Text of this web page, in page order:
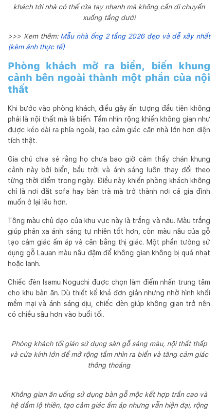
khách tới nhà có thể rửa tay nhanh mà không cần di chuyển
xuống tầng dưới
>>> Xem thêm: Mẫu nhà ống 2 tầng 2026 đẹp và dễ xây nhất
(kèm ảnh thực tế)
Phòng khách mở ra biển, biến khung
cảnh bên ngoài thành một phần của nội
thất
Khi bước vào phòng khách, điều gây ấn tượng đầu tiên không
phải là nội thất mà là biển. Tầm nhìn rộng khiến không gian như
được kéo dài ra phía ngoài, tạo cảm giác căn nhà lớn hơn diện
tích thật.
Gia chủ chia sẻ rằng họ chưa bao giờ cảm thấy chán khung
cảnh này bởi biển, bầu trời và ánh sáng luôn thay đổi theo
từng thời điểm trong ngày. Điều này khiến phòng khách không
chỉ là nơi đặt sofa hay bàn trà mà trở thành nơi cả gia đình
muốn ở lại lâu hơn.
Tông màu chủ đạo của khu vực này là trắng và nâu. Màu trắng
giúp phản xạ ánh sáng tự nhiên tốt hơn, còn màu nâu của gỗ
tạo cảm giác ấm áp và cân bằng thị giác. Một phần tường sử
dụng gỗ Lauan màu nâu đậm để không gian không bị quá nhạt
hoặc lạnh.
Chiếc đèn Isamu Noguchi được chọn làm điểm nhấn trung tâm
cho khu bàn ăn. Dù thiết kế khá đơn giản nhưng nhờ hình khối
mềm mại và ánh sáng dịu, chiếc đèn giúp không gian trở nên
có chiều sâu hơn vào buổi tối.
Phòng khách tối giản sử dụng sàn gỗ sáng màu, nội thất thấp
và cửa kính lớn để mở rộng tầm nhìn ra biển và tăng cảm giác
thông thoáng
Không gian ăn uống sử dụng bàn gỗ mộc kết hợp trần cao và
hệ dầm lộ thiên, tạo cảm giác ấm áp nhưng vẫn hiện đại, rộng